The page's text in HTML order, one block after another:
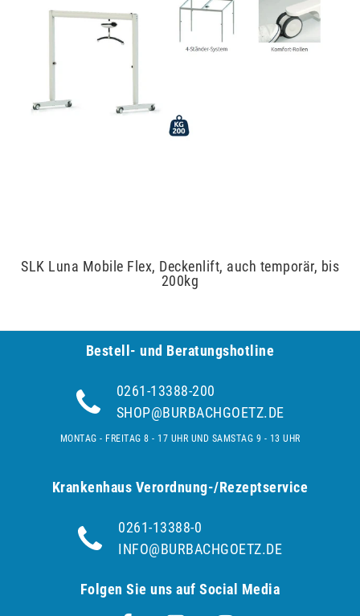
SLK Luna Mobile Flex, Deckenlift, auch temporär, bis
200kg
Bestell- und Be­ra­tungs­hot­line
0261-13388-200
SHOP@BURBACHGOETZ.DE
MONTAG - FREITAG 8 - 17 UHR UND SAMSTAG 9 - 13 UHR
Krankenhaus Verordnung-/Rezeptservice
0261-13388-0
INFO@BURBACHGOETZ.DE
Folgen Sie uns auf Social Media